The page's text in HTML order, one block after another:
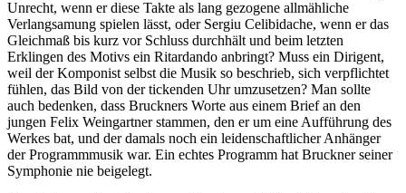
Unrecht, wenn er diese Takte als lang gezogene allmähliche
Verlangsamung spielen lässt, oder Sergiu Celibidache, wenn er das
Gleichmaß bis kurz vor Schluss durchhält und beim letzten
Erklingen des Motivs ein Ritardando anbringt? Muss ein Dirigent,
weil der Komponist selbst die Musik so beschrieb, sich verpflichtet
fühlen, das Bild von der tickenden Uhr umzusetzen? Man sollte
auch bedenken, dass Bruckners Worte aus einem Brief an den
jungen Felix Weingartner stammen, den er um eine Aufführung des
Werkes bat, und der damals noch ein leidenschaftlicher Anhänger
der Programmmusik war. Ein echtes Programm hat Bruckner seiner
Symphonie nie beigelegt.